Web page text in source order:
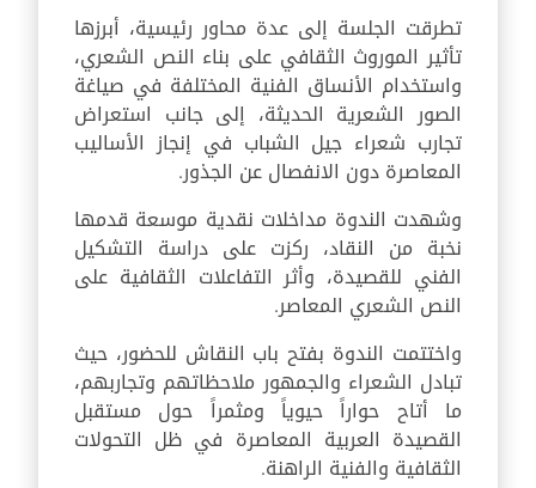
تطرقت الجلسة إلى عدة محاور رئيسية، أبرزها
تأثير الموروث الثقافي على بناء النص الشعري،
واستخدام الأنساق الفنية المختلفة في صياغة
الصور الشعرية الحديثة، إلى جانب استعراض
تجارب شعراء جيل الشباب في إنجاز الأساليب
المعاصرة دون الانفصال عن الجذور.
وشهدت الندوة مداخلات نقدية موسعة قدمها
نخبة من النقاد، ركزت على دراسة التشكيل
الفني للقصيدة، وأثر التفاعلات الثقافية على
النص الشعري المعاصر.
واختتمت الندوة بفتح باب النقاش للحضور، حيث
تبادل الشعراء والجمهور ملاحظاتهم وتجاربهم،
ما أتاح حواراً حيوياً ومثمراً حول مستقبل
القصيدة العربية المعاصرة في ظل التحولات
الثقافية والفنية الراهنة.